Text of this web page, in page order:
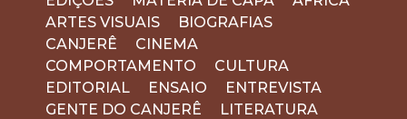
ARTES VISUAIS
BIOGRAFIAS
CANJERÊ
CINEMA
COMPORTAMENTO
CULTURA
EDITORIAL
ENSAIO
ENTREVISTA
GENTE DO CANJERÊ
LITERATURA